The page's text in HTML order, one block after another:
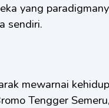
yang
sendiri.
mewarnai
Tengger